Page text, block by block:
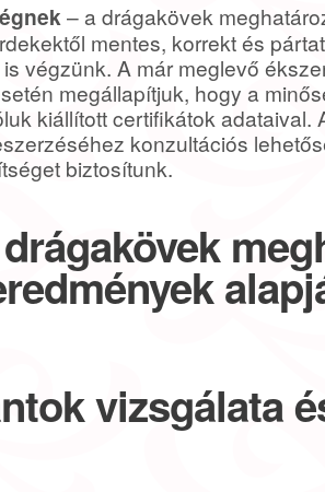
– a drágakövek
mentes, korrekt és
végzünk. A már meglevő
megállapítjuk, hogy a
kiállított certifikátok adataival.
konzultációs
biztosítunk.
vizsgálata